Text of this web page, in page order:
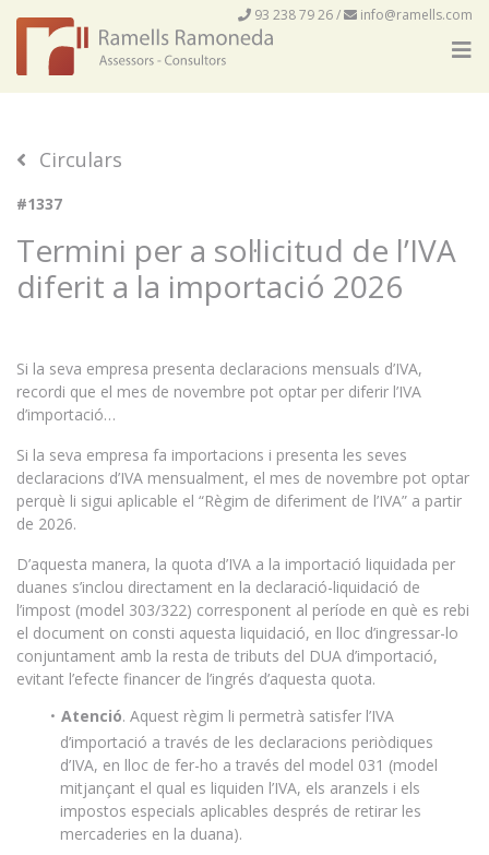
93 238 79 26/ info@ramells.com
Circulars
#1337
Termini per a sol·licitud de l’IVA
diferit a la importació 2026
Si la seva empresa presenta declaracions mensuals d’IVA,
recordi que el mes de novembre pot optar per diferir l’IVA
d’importació…
Si la seva empresa fa importacions i presenta les seves
declaracions d’IVA mensualment, el mes de novembre pot optar
perquè li sigui aplicable el “Règim de diferiment de l’IVA” a partir
de 2026.
D’aquesta manera, la quota d’IVA a la importació liquidada per
duanes s’inclou directament en la declaració-liquidació de
l’impost (model 303/322) corresponent al període en què es rebi
el document on consti aquesta liquidació, en lloc d’ingressar-lo
conjuntament amb la resta de tributs del DUA d’importació,
evitant l’efecte financer de l’ingrés d’aquesta quota.
Atenció. Aquest règim li permetrà satisfer l’IVA
d’importació a través de les declaracions periòdiques
d’IVA, en lloc de fer-ho a través del model 031 (model
mitjançant el qual es liquiden l’IVA, els aranzels i els
impostos especials aplicables després de retirar les
mercaderies en la duana).